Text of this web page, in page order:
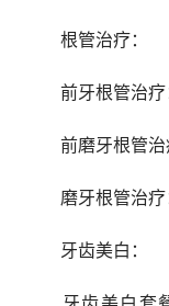
	根管治疗：
前牙根管治
前磨牙根管
磨牙根管治
	牙齿美白：